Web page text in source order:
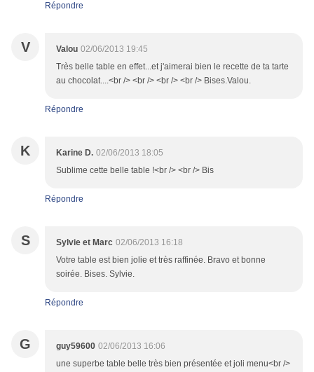
Répondre
V Valou 02/06/2013 19:45
Très belle table en effet...et j'aimerai bien le recette de ta tarte
au chocolat....<br /> <br /> <br /> <br /> Bises.Valou.
Répondre
K Karine D. 02/06/2013 18:05
Sublime cette belle table !<br /> <br /> Bis
Répondre
S Sylvie et Marc 02/06/2013 16:18
Votre table est bien jolie et très raffinée. Bravo et bonne
soirée. Bises. Sylvie.
Répondre
G guy59600 02/06/2013 16:06
une superbe table belle très bien présentée et joli menu<br />